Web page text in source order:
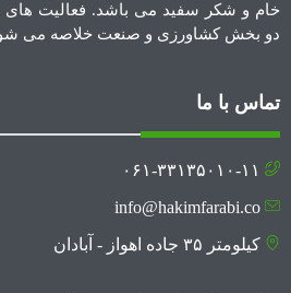
خام و شکر سفید می باشد. فعالیت
دو بخش کشاورزی و صنعت خلاصه می
تماس با ما
۰۶۱-۳۳۱۳۵۰۱۰-۱۱
info@hakimfarabi.co
کیلومتر ۳۵ جاده اهواز - آبادان